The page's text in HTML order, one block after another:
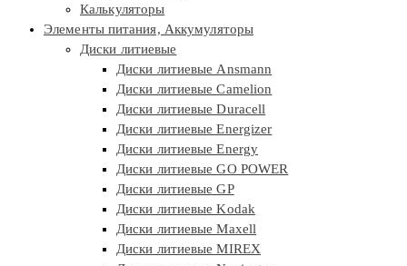
Калькуляторы
Элементы питания, Аккумуляторы
Диски литиевые
Диски литиевые Ansmann
Диски литиевые Camelion
Диски литиевые Duracell
Диски литиевые Energizer
Диски литиевые Energy
Диски литиевые GO POWER
Диски литиевые GP
Диски литиевые Kodak
Диски литиевые Maxell
Диски литиевые MIREX